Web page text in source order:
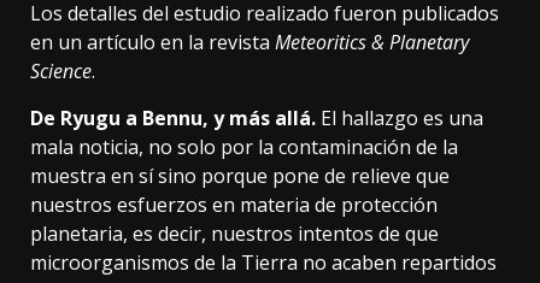
Los detalles del estudio realizado fueron publicados
en un artículo en la revista Meteoritics & Planetary
Science.
De Ryugu a Bennu, y más allá. El hallazgo es una
mala noticia, no solo por la contaminación de la
muestra en sí sino porque pone de relieve que
nuestros esfuerzos en materia de protección
planetaria, es decir, nuestros intentos de que
microorganismos de la Tierra no acaben repartidos